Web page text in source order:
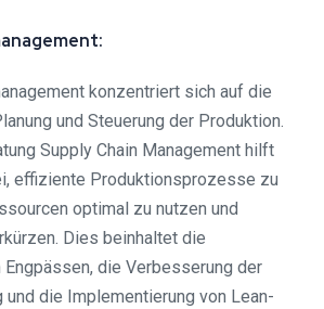
konzentriert sich auf die
und Steuerung der Produktion.
Supply Chain Management hilft
effiziente Produktionsprozesse zu
optimal zu nutzen und
Dies beinhaltet die
die Verbesserung der
und die Implementierung von Lean-